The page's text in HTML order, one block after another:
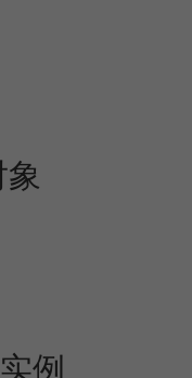
例